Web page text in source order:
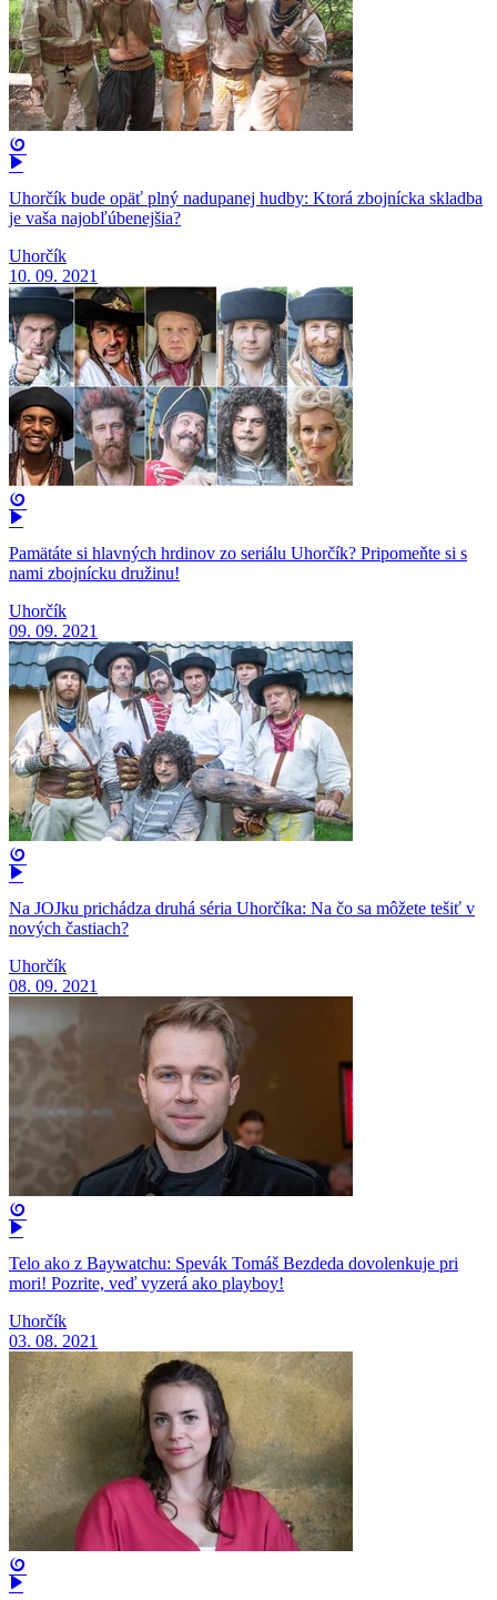
Uhorčík bude opäť plný nadupanej hudby: Ktorá zbojnícka skladba
je vaša najobľúbenejšia?
Uhorčík
10. 09. 2021
Pamätáte si hlavných hrdinov zo seriálu Uhorčík? Pripomeňte si s
nami zbojnícku družinu!
Uhorčík
09. 09. 2021
Na JOJku prichádza druhá séria Uhorčíka: Na čo sa môžete tešiť v
nových častiach?
Uhorčík
08. 09. 2021
Telo ako z Baywatchu: Spevák Tomáš Bezdeda dovolenkuje pri
mori! Pozrite, veď vyzerá ako playboy!
Uhorčík
03. 08. 2021